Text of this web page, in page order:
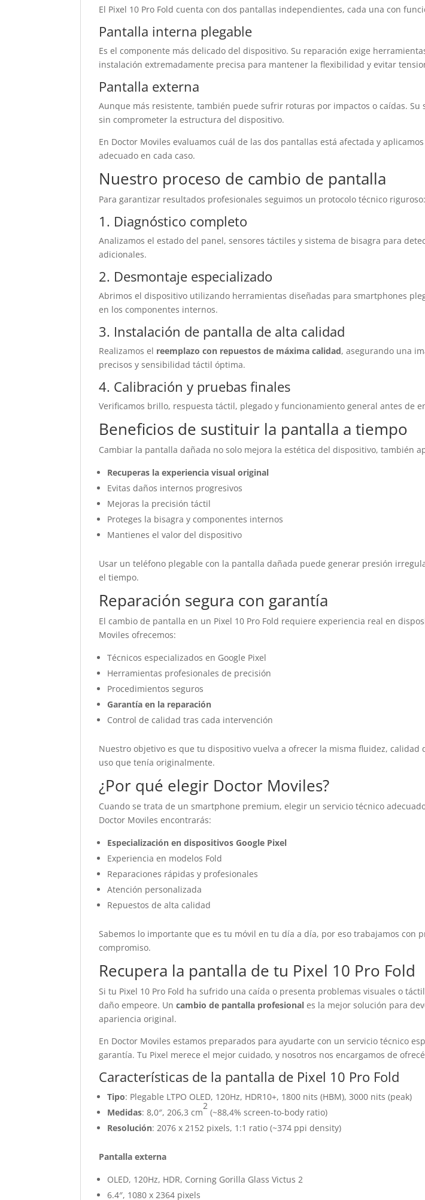
El Pixel 10 Pro Fold cuenta con dos pantallas independientes, cada una con
Pantalla interna plegable
Es el componente más delicado del dispositivo. Su reparación exige
instalación extremadamente precisa para mantener la flexibilidad y evitar
Pantalla externa
Aunque más resistente, también puede sufrir roturas por impactos o caídas. Su
sin comprometer la estructura del dispositivo.
En Doctor Moviles evaluamos cuál de las dos pantallas está afectada y
adecuado en cada caso.
Nuestro proceso de cambio de pantalla
Para garantizar resultados profesionales seguimos un protocolo técnico riguroso:
1. Diagnóstico completo
Analizamos el estado del panel, sensores táctiles y sistema de bisagra para
adicionales.
2. Desmontaje especializado
Abrimos el dispositivo utilizando herramientas diseñadas para smartphones
en los componentes internos.
3. Instalación de pantalla de alta calidad
Realizamos el reemplazo con repuestos de máxima calidad, asegurando una
precisos y sensibilidad táctil óptima.
4. Calibración y pruebas finales
Verificamos brillo, respuesta táctil, plegado y funcionamiento general antes de
Beneficios de sustituir la pantalla a tiempo
Cambiar la pantalla dañada no solo mejora la estética del dispositivo, también
Recuperas la experiencia visual original
Evitas daños internos progresivos
Mejoras la precisión táctil
Proteges la bisagra y componentes internos
Mantienes el valor del dispositivo
Usar un teléfono plegable con la pantalla dañada puede generar presión
el tiempo.
Reparación segura con garantía
El cambio de pantalla en un Pixel 10 Pro Fold requiere experiencia real en
Moviles ofrecemos:
Técnicos especializados en Google Pixel
Herramientas profesionales de precisión
Procedimientos seguros
Garantía en la reparación
Control de calidad tras cada intervención
Nuestro objetivo es que tu dispositivo vuelva a ofrecer la misma fluidez, calidad
uso que tenía originalmente.
¿Por qué elegir Doctor Moviles?
Cuando se trata de un smartphone premium, elegir un servicio técnico
Doctor Moviles encontrarás:
Especialización en dispositivos Google Pixel
Experiencia en modelos Fold
Reparaciones rápidas y profesionales
Atención personalizada
Repuestos de alta calidad
Sabemos lo importante que es tu móvil en tu día a día, por eso trabajamos con
compromiso.
Recupera la pantalla de tu Pixel 10 Pro Fold
Si tu Pixel 10 Pro Fold ha sufrido una caída o presenta problemas visuales o
daño empeore. Uncambio de pantalla profesional es la mejor solución para
apariencia original.
En Doctor Moviles estamos preparados para ayudarte con un servicio técnico
garantía. Tu Pixel merece el mejor cuidado, y nosotros nos encargamos de
Características de la pantalla de Pixel 10 Pro Fold
Tipo: Plegable LTPO OLED, 120Hz, HDR10+, 1800 nits (HBM), 3000 nits (peak)
Medidas: 8,0″, 206,3 cm
2
(~88,4% screen-to-body ratio)
Resolución: 2076 x 2152 pixels, 1:1 ratio (~374 ppi density)
Pantalla externa
OLED, 120Hz, HDR, Corning Gorilla Glass Victus 2
6.4″, 1080 x 2364 pixels